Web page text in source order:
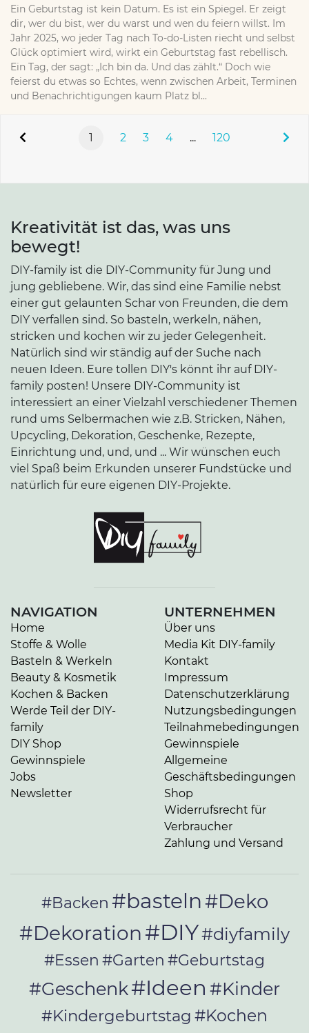
Ein Geburtstag ist kein Datum. Es ist ein Spiegel. Er zeigt
dir, wer du bist, wer du warst und wen du feiern willst. Im
Jahr 2025, wo jeder Tag nach To-do-Listen riecht und selbst
Glück optimiert wird, wirkt ein Geburtstag fast rebellisch.
Ein Tag, der sagt: „Ich bin da. Und das zählt.“ Doch wie
feierst du etwas so Echtes, wenn zwischen Arbeit, Terminen
und Benachrichtigungen kaum Platz bl...
1 2 3 4 ... 120
Kreativität ist das, was uns
bewegt!
DIY-family ist die DIY-Community für Jung und
jung gebliebene. Wir, das sind eine Familie nebst
einer gut gelaunten Schar von Freunden, die dem
DIY verfallen sind. So basteln, werkeln, nähen,
stricken und kochen wir zu jeder Gelegenheit.
Natürlich sind wir ständig auf der Suche nach
neuen Ideen. Eure tollen DIY's könnt ihr auf DIY-
family posten! Unsere DIY-Community ist
interessiert an einer Vielzahl verschiedener Themen
rund ums Selbermachen wie z.B. Stricken, Nähen,
Upcycling, Dekoration, Geschenke, Rezepte,
Einrichtung und, und, und ... Wir wünschen euch
viel Spaß beim Erkunden unserer Fundstücke und
natürlich für eure eigenen DIY-Projekte.
NAVIGATION
Home
Stoffe & Wolle
Basteln & Werkeln
Beauty & Kosmetik
Kochen & Backen
Werde Teil der DIY-
family
DIY Shop
Gewinnspiele
Jobs
Newsletter
UNTERNEHMEN
Über uns
Media Kit DIY-family
Kontakt
Impressum
Datenschutzerklärung
Nutzungsbedingungen
Teilnahmebedingungen
Gewinnspiele
Allgemeine
Geschäftsbedingungen
Shop
Widerrufsrecht für
Verbraucher
Zahlung und Versand
#Backen #basteln#Deko
#Dekoration #DIY#diyfamily
#Essen #Garten #Geburtstag
#Geschenk#Ideen #Kinder
#Kindergeburtstag #Kochen